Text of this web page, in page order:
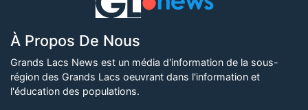
À Propos De Nous
Grands Lacs News est un média d'information de la sous-
région des Grands Lacs oeuvrant dans l'information et
l'éducation des populations.